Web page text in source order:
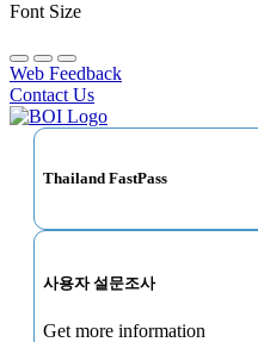
Font Size
Web Feedback
Contact Us
Thailand FastPass
사용자 설문조사
Get more information